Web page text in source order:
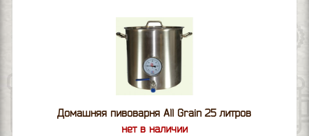
Домашняя пивоварня All Grain 25 литров
нет в наличии